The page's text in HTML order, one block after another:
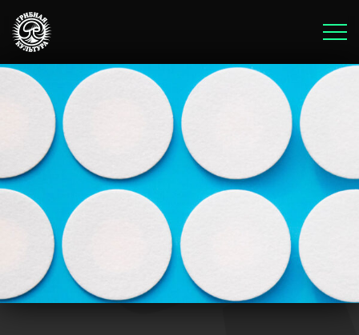
Главная
Корзина
Оплата и доставка
Бонусы и акции
Блог